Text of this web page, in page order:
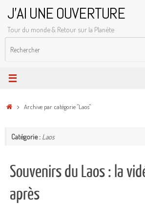
contenu
J'AI UNE OUVERTURE
Tour du monde & Retour sur la Planète
AccueilArchive par catégorie "Laos"
Catégorie : Laos
Souvenirs du Laos : la
après